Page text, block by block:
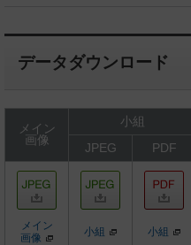
データダウンロード
メイン
画像
小組
JPEG
PDF
メイン
画像
小組 小組